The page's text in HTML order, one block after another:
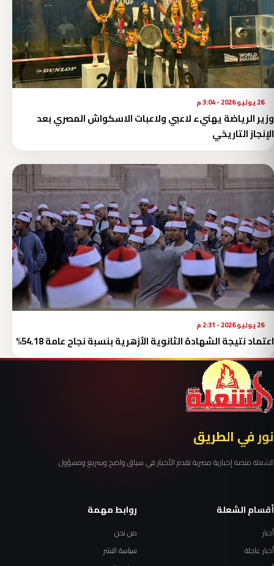
26 يوليو 2026 - 3:04 م
وزير الرياضة يهنيء لاعبي ولاعبات الاسكواش المصري بعد
الإنجاز التاريخي
26 يوليو 2026 - 2:31 م
اعتماد نتيجة الشهادة الثانوية الأزهرية بنسبة نجاح عامة 54.18%
نور في الطريق
الشعلة منصة إخبارية مصرية تقدم الأخبار في سياق واضح وسريع ومسؤول.
أقسام الشعلة
أخبار
أخبار عاجلة
روابط مهمة
من نحن
سياسة النشر